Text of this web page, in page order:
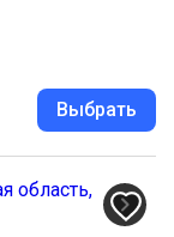
Выбрать